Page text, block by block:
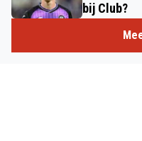
bij Club?